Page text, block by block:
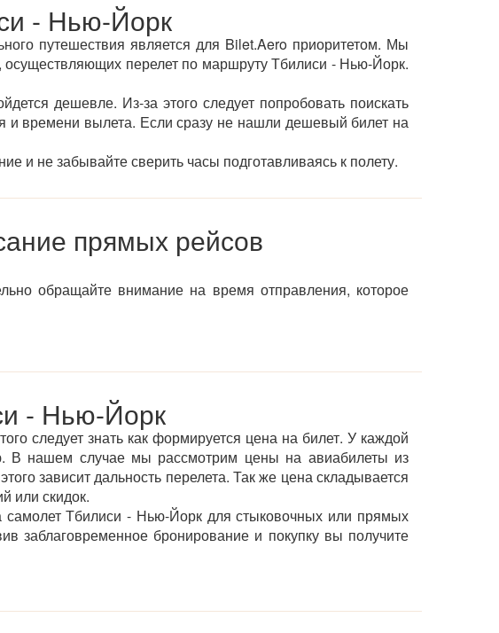
- Нью-Йорк
путешествия является для Bilet.Aero приоритетом. Мы
перелет по маршруту Тбилиси - Нью-Йорк.
дешевле. Из-за этого следует попробовать поискать
и времени вылета. Если сразу не нашли дешевый билет на
и не забывайте сверить часы подготавливаясь к полету.
прямых рейсов
обращайте внимание на время отправления, которое
- Нью-Йорк
следует знать как формируется цена на билет. У каждой
В нашем случае мы рассмотрим цены на авиабилеты из
зависит дальность перелета. Так же цена складывается
или скидок.
Тбилиси - Нью-Йорк для стыковочных или прямых
заблаговременное бронирование и покупку вы получите